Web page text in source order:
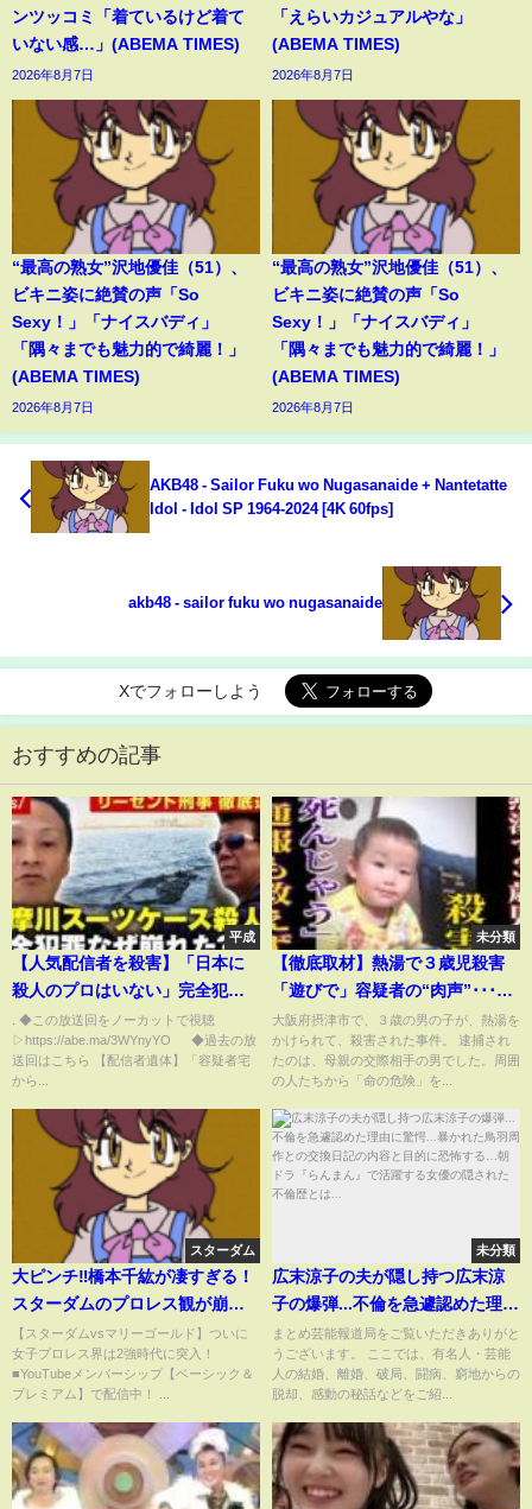
ンツッコミ「着ているけど着て
いない感…」(ABEMA TIMES)
2026年8月7日
「えらいカジュアルやな」
(ABEMA TIMES)
2026年8月7日
“最高の熟女”沢地優佳（51）、
ビキニ姿に絶賛の声「So
Sexy！」「ナイスバディ」
「隅々までも魅力的で綺麗！」
(ABEMA TIMES)
2026年8月7日
“最高の熟女”沢地優佳（51）、
ビキニ姿に絶賛の声「So
Sexy！」「ナイスバディ」
「隅々までも魅力的で綺麗！」
(ABEMA TIMES)
2026年8月7日
AKB48 - Sailor Fuku wo Nugasanaide + Nantetatte
Idol - Idol SP 1964-2024 [4K 60fps]
akb48 - sailor fuku wo nugasanaide
Xでフォローしよう
おすすめの記事
平成
【人気配信者を殺害】「日本に
殺人のプロはいない」完全犯罪
のはずが…なぜ崩れた？【多摩
川スーツケース殺人事件】｜
ABEMA的ニュースショー
. ◆この放送回をノーカットで視聴
▷https://abe.ma/3WYnyYO ◆過去の放
送回はこちら 【配信者遺体】「容疑者宅
から...
未分類
【徹底取材】熱湯で３歳児殺害
「遊びで」容疑者の“肉声”･･･事
件前に｢死んじゃう｣という通報
も救えず【ウラドリ】
大阪府摂津市で、３歳の男の子が、熱湯を
かけられて、殺害された事件。 逮捕され
たのは、母親の交際相手の男でした。周囲
の人たちから「命の危険」を...
スターダム
大ピンチ‼橋本千紘が凄すぎる！
スターダムのプロレス観が崩壊
された！MIRAIに圧勝！次戦は朱
里以外ともう一戦！攻略法が見
つからない！最強女子に朱里は
【STARDOM】
【スターダムvsマリーゴールド】ついに
女子プロレス界は2強時代に突入！
■YouTubeメンバーシップ【ベーシック＆
プレミアム】で配信中！ ...
未分類
広末涼子の夫が隠し持つ広末涼
子の爆弾...不倫を急遽認めた理由
に驚愕...暴かれた鳥羽周作との交
換日記の内容と目的に恐怖す
る…朝ドラ『らんまん』で活躍
まとめ芸能報道局をご覧いただきありがと
うございます。 ここでは、有名人・芸能
人の結婚、離婚、破局、闘病、窮地からの
脱却、感動の秘話などをご紹...